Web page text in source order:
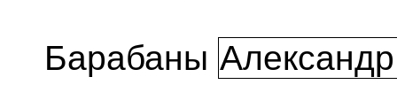
Барабаны